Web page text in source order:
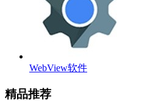
WebView软件
精品推荐